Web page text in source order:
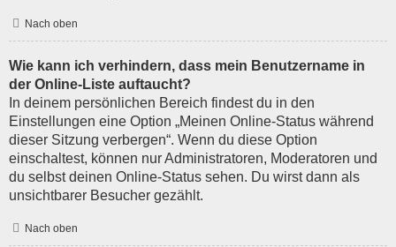
Nach oben
Wie kann ich verhindern, dass mein Benutzername in
der Online-Liste auftaucht?
In deinem persönlichen Bereich findest du in den
Einstellungen eine Option „Meinen Online-Status während
dieser Sitzung verbergen“. Wenn du diese Option
einschaltest, können nur Administratoren, Moderatoren und
du selbst deinen Online-Status sehen. Du wirst dann als
unsichtbarer Besucher gezählt.
Nach oben